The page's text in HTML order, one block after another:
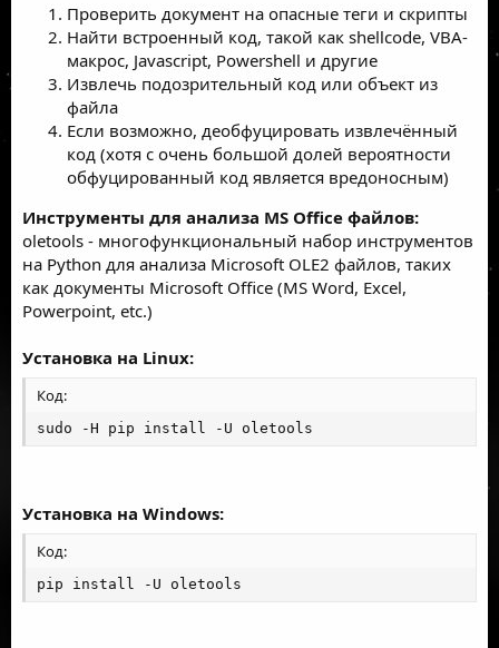
Проверить документ на опасные теги и скрипты
Найти встроенный код, такой как shellcode, VBA-
макрос, Javascript, Powershell и другие
Извлечь подозрительный код или объект из
файла
Если возможно, деобфуцировать извлечённый
код (хотя с очень большой долей вероятности
обфуцированный код является вредоносным)
Инструменты для анализа MS Office файлов:
oletools - многофункциональный набор инструментов
на Python для анализа Microsoft OLE2 файлов, таких
как документы Microsoft Office (MS Word, Excel,
Powerpoint, etc.)
Установка на Linux:
Код:
sudo -H pip install -U oletools
Установка на Windows:
Код:
pip install -U oletools